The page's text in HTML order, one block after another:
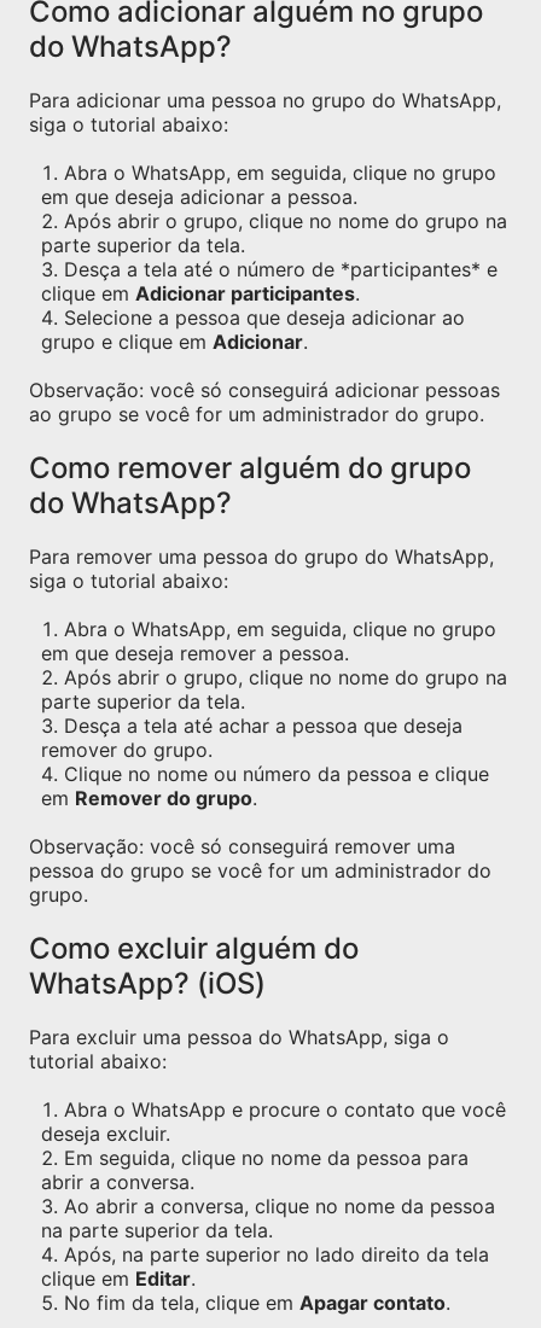
Como adicionar alguém no grupo
do WhatsApp?
Para adicionar uma pessoa no grupo do WhatsApp,
siga o tutorial abaixo:
Abra o WhatsApp, em seguida, clique no grupo
em que deseja adicionar a pessoa.
Após abrir o grupo, clique no nome do grupo na
parte superior da tela.
Desça a tela até o número de *participantes* e
clique em Adicionar participantes.
Selecione a pessoa que deseja adicionar ao
grupo e clique em Adicionar.
Observação: você só conseguirá adicionar pessoas
ao grupo se você for um administrador do grupo.
Como remover alguém do grupo
do WhatsApp?
Para remover uma pessoa do grupo do WhatsApp,
siga o tutorial abaixo:
Abra o WhatsApp, em seguida, clique no grupo
em que deseja remover a pessoa.
Após abrir o grupo, clique no nome do grupo na
parte superior da tela.
Desça a tela até achar a pessoa que deseja
remover do grupo.
Clique no nome ou número da pessoa e clique
em Remover do grupo.
Observação: você só conseguirá remover uma
pessoa do grupo se você for um administrador do
grupo.
Como excluir alguém do
WhatsApp? (iOS)
Para excluir uma pessoa do WhatsApp, siga o
tutorial abaixo:
Abra o WhatsApp e procure o contato que você
deseja excluir.
Em seguida, clique no nome da pessoa para
abrir a conversa.
Ao abrir a conversa, clique no nome da pessoa
na parte superior da tela.
Após, na parte superior no lado direito da tela
clique em Editar.
No fim da tela, clique em Apagar contato.